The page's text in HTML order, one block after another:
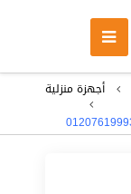
أجهزة منزلية